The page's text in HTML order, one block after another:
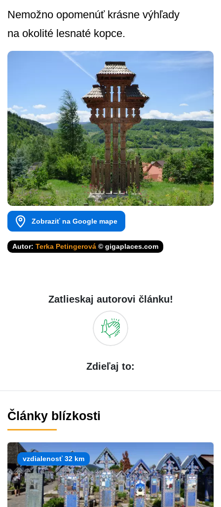
Nemožno opomenúť krásne výhľady
na okolité lesnaté kopce.
Zobraziť na Google mape
Autor: Terka Petingerová © gigaplaces.com
Zatlieskaj autorovi článku!
Zdieľaj to:
Články blízkosti
vzdialenosť 32 km